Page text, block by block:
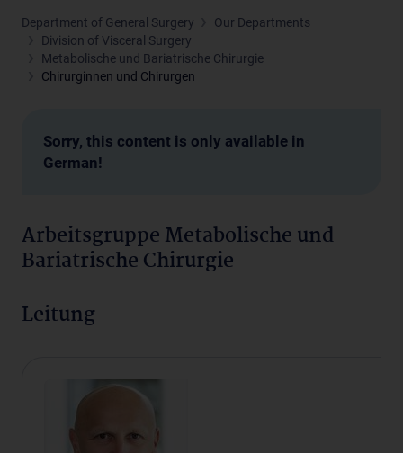
Department of General Surgery
Our Departments
Division of Visceral Surgery
Metabolische und Bariatrische Chirurgie
Chirurginnen und Chirurgen
Sorry, this content is only available in
German!
Arbeitsgruppe Metabolische und
Bariatrische Chirurgie
Leitung